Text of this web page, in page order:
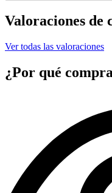
Valoraciones de
Ver todas las valoraciones
¿Por qué